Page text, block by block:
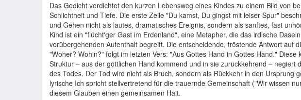
Das Gedicht verdichtet den kurzen Lebensweg eines Kindes zu einem Bild von
Schlichtheit und Tiefe. Die erste Zeile "Du kamst, Du gingst mit leiser Spur"
und Gehen nicht als lautes, dramatisches Ereignis, sondern als sanftes, fast
Kind ist ein "flücht'ger Gast im Erdenland", eine Metapher, die das irdische
vorübergehenden Aufenthalt begreift. Die entscheidende, tröstende Antwort auf
"Woher? Wohin?" folgt im letzten Vers: "Aus Gottes Hand in Gottes Hand." Diese
Struktur – aus der göttlichen Hand kommend und in sie zurückkehrend – negiert
des Todes. Der Tod wird nicht als Bruch, sondern als Rückkehr in den Ursprung
lyrische Ich spricht stellvertretend für die trauernde Gemeinschaft ("Wir wissen
diesem Glauben einen gemeinsamen Halt.